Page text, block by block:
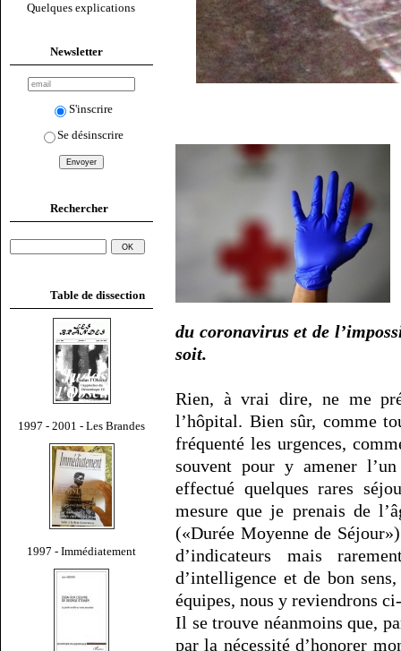
Quelques explications
Newsletter
S'inscrire
Se désinscrire
Rechercher
Table de dissection
1997 - 2001 - Les Brandes
1997 - Immédiatement
du coronavirus et de
soit.
Rien, à vrai dire, ne me
l’hôpital. Bien sûr, comme
fréquenté les urgences,
souvent pour y amener
effectué quelques rares
mesure que je prenais de
(«Durée Moyenne de
d’indicateurs mais
d’intelligence et de bon
équipes, nous y reviendrons
Il se trouve néanmoins que,
par la nécessité d’honorer